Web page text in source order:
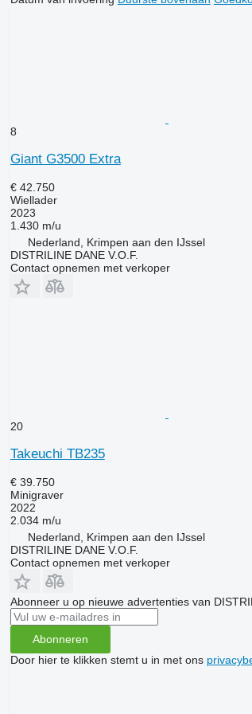
8
Giant G3500 Extra
€ 42.750
Wiellader
2023
1.430 m/u
Nederland, Krimpen aan den IJssel
DISTRILINE DANE V.O.F.
Contact opnemen met verkoper
20
Takeuchi TB235
€ 39.750
Minigraver
2022
2.034 m/u
Nederland, Krimpen aan den IJssel
DISTRILINE DANE V.O.F.
Contact opnemen met verkoper
Abonneer u op nieuwe advertenties van
Abonneren
Door hier te klikken stemt u in met ons